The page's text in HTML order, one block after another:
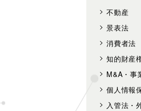
不動産
景表法
消費者法
知的財産
M&A・事
個人情報
入管法・